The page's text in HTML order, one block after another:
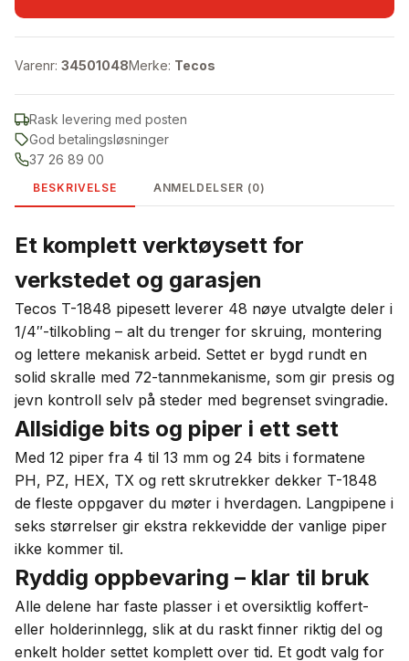
Varenr: 34501048Merke: Tecos
Rask levering med posten
God betalingsløsninger
37 26 89 00
BESKRIVELSE ANMELDELSER (0)
Et komplett verktøysett for
verkstedet og garasjen
Tecos T-1848 pipesett leverer 48 nøye utvalgte deler i
1/4″-tilkobling – alt du trenger for skruing, montering
og lettere mekanisk arbeid. Settet er bygd rundt en
solid skralle med 72-tannmekanisme, som gir presis og
jevn kontroll selv på steder med begrenset svingradie.
Allsidige bits og piper i ett sett
Med 12 piper fra 4 til 13 mm og 24 bits i formatene
PH, PZ, HEX, TX og rett skrutrekker dekker T-1848
de fleste oppgaver du møter i hverdagen. Langpipene i
seks størrelser gir ekstra rekkevidde der vanlige piper
ikke kommer til.
Ryddig oppbevaring – klar til bruk
Alle delene har faste plasser i et oversiktlig koffert-
eller holderinnlegg, slik at du raskt finner riktig del og
enkelt holder settet komplett over tid. Et godt valg for